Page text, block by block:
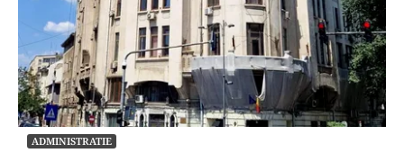
ADMINISTRATIE